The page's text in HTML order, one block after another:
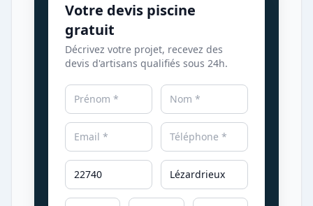
Votre devis piscine
gratuit
Décrivez votre projet, recevez des
devis d'artisans qualifiés sous 24h.